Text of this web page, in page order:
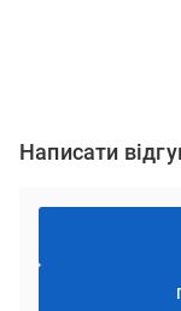
Написати